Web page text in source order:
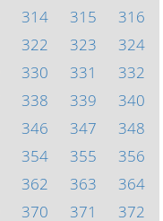
314 315
316
322 323
324
330 331
332
338 339
340
346 347
348
354 355
356
362 363
364
370 371 372